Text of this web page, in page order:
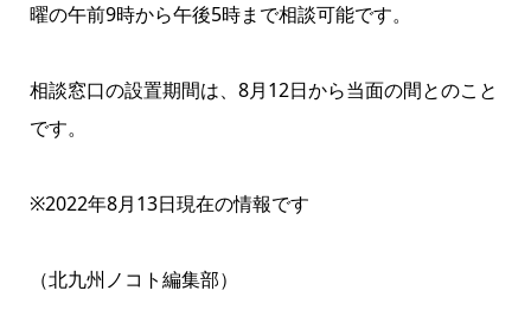
曜の午前9時から午後5時まで相談可能です。
相談窓口の設置期間は、8月12日から当面の間とのこと
です。
※2022年8月13日現在の情報です
（北九州ノコト編集部）